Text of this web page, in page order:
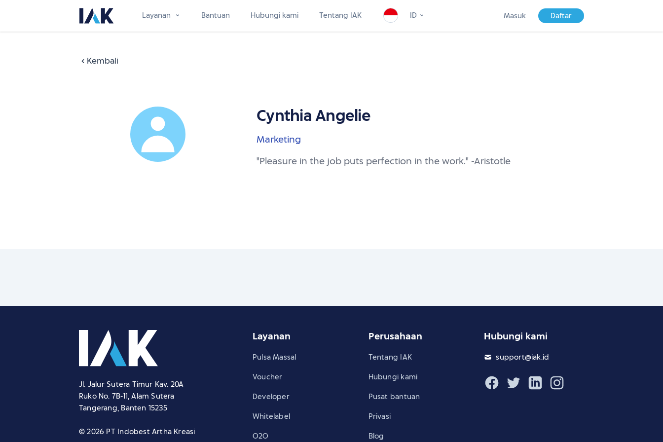
Layanan Bantuan Hubungi kami Tentang IAK ID Masuk Daftar
Kembali
Cynthia Angelie
Marketing
"Pleasure in the job puts perfection in the work." -Aristotle
Jl. Jalur Sutera Timur Kav. 20A
Ruko No. 7B-11, Alam Sutera
Tangerang, Banten 15235
© 2026 PT Indobest Artha Kreasi
Layanan
Pulsa Massal
Voucher
Developer
Whitelabel
O2O
Perusahaan
Tentang IAK
Hubungi kami
Pusat bantuan
Privasi
Blog
Hubungi kami
support@iak.id